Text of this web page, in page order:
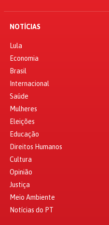
NOTÍCIAS
Lula
Economia
Brasil
Internacional
Saúde
Mulheres
Eleições
Educação
Direitos Humanos
Cultura
Opinião
Justiça
Meio Ambiente
Notícias do PT